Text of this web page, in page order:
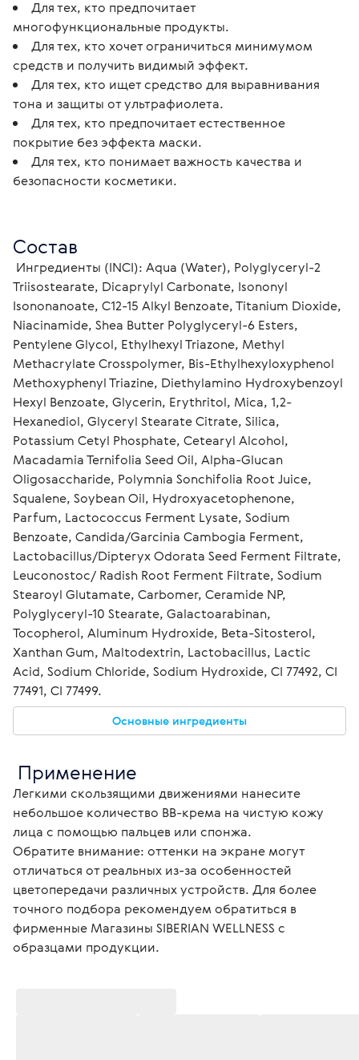
Для тех, кто предпочитает
многофункциональные продукты.
Для тех, кто хочет ограничиться минимумом
средств и получить видимый эффект.
Для тех, кто ищет средство для выравнивания
тона и защиты от ультрафиолета.
Для тех, кто предпочитает естественное
покрытие без эффекта маски.
Для тех, кто понимает важность качества и
безопасности косметики.
Состав
Triisostearate, Dicaprylyl Carbonate, Isononyl
Isononanoate, C12-15 Alkyl Benzoate, Titanium Dioxide,
Niacinamide, Shea Butter Polyglyceryl-6 Esters,
Pentylene Glycol, Ethylhexyl Triazone, Methyl
Methacrylate Crosspolymer, Bis-Ethylhexyloxyphenol
Methoxyphenyl Triazine, Diethylamino Hydroxybenzoyl
Hexyl Benzoate, Glycerin, Erythritol, Mica, 1,2-
Hexanediol, Glyceryl Stearate Citrate, Silica,
Potassium Cetyl Phosphate, Cetearyl Alcohol,
Macadamia Ternifolia Seed Oil, Alpha-Glucan
Oligosaccharide, Polymnia Sonchifolia Root Juice,
Squalene, Soybean Oil, Hydroxyacetophenone,
Parfum, Lactococcus Ferment Lysate, Sodium
Benzoate, Candida/Garcinia Cambogia Ferment,
Lactobacillus/Dipteryx Odorata Seed Ferment Filtrate,
Leuconostoc/ Radish Root Ferment Filtrate, Sodium
Stearoyl Glutamate, Carbomer, Ceramide NP,
Polyglyceryl-10 Stearate, Galactoarabinan,
Tocopherol, Aluminum Hydroxide, Beta-Sitosterol,
Xanthan Gum, Maltodextrin, Lactobacillus, Lactic
Acid, Sodium Chloride, Sodium Hydroxide, CI 77492, CI
77491, CI 77499.
Основные ингредиенты
Применение
Легкими скользящими движениями нанесите
небольшое количество ВВ-крема на чистую кожу
лица с помощью пальцев или спонжа.
Обратите внимание: оттенки на экране могут
отличаться от реальных из-за особенностей
цветопередачи различных устройств. Для более
точного подбора рекомендуем обратиться в
фирменные Магазины SIBERIAN WELLNESS с
образцами продукции.